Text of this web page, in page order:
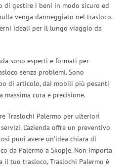
di gestire i beni in modo sicuro ed
venga danneggiato nel trasloco.
ideali per il lungo viaggio da
sono esperti e formati per
senza problemi. Sono
di articolo, dai mobili più pesanti
cura e precisione.
Traslochi Palermo per ulteriori
L’azienda offre un preventivo
puoi avere un’idea chiara di
da Palermo a Skopje. Non importa
il tuo trasloco, Traslochi Palermo è